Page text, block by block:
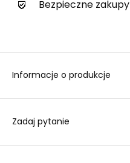
Bezpieczne zakupy
Informacje o produkcje
Zadaj pytanie